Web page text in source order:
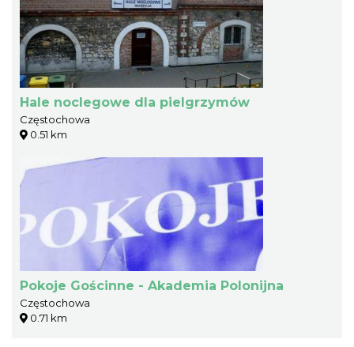
Hale noclegowe dla pielgrzymów
Częstochowa
0.51 km
Pokoje Gościnne - Akademia Polonijna
Częstochowa
0.71 km